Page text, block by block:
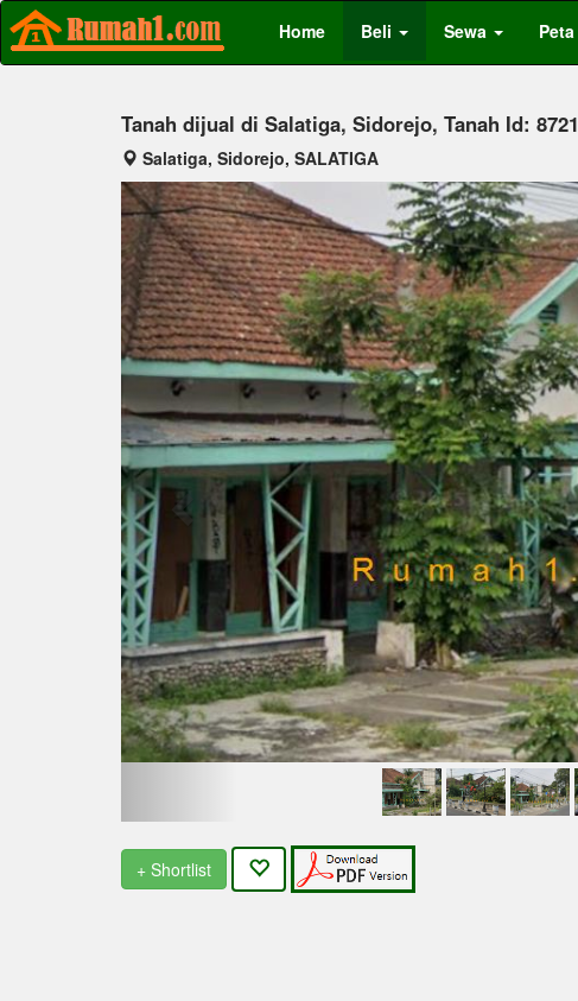
Home Beli Sewa Peta
Tanah dijual di Salatiga, Sidorejo, Tanah Id: 8721
Salatiga, Sidorejo, SALATIGA
Previous
+ Shortlist